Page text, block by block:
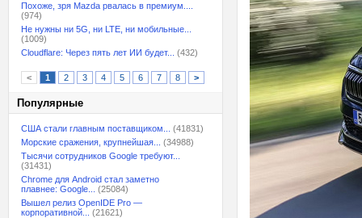
Похоже, зря Mazda рвалась в премиум....
(974)
Не нужны ни 5G, ни LTE, ни мобильные...
(1009)
Cloudflare: Через пять лет ИИ будет...
(432)
< 1 2 3 4 5 6 7 8 >
Популярные
США стали главным поставщиком...
(41831)
Морские сражения, крупнейшая...
(34988)
Тысячи сотрудников Google требуют...
(31431)
Chrome для Android стал заметно
плавнее: Google...
(25084)
Вышел релиз OpenIDE Pro —
корпоративной...
(21621)